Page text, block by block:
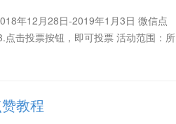
年12月28日-2019年1月3日 微信点
击投票按钮，即可投票 活动范围：所
教程